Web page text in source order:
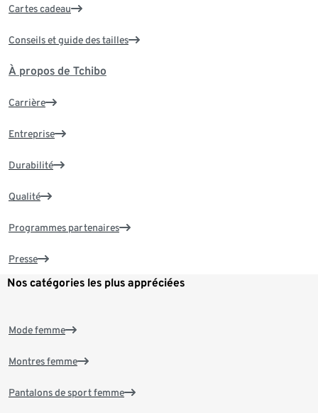
Cartes cadeau
Conseils et guide des tailles
À propos de Tchibo
Carrière
Entreprise
Durabilité
Qualité
Programmes partenaires
Presse
Nos catégories les plus appréciées
Mode femme
Montres femme
Pantalons de sport femme